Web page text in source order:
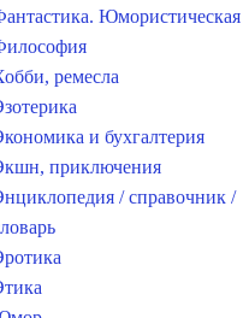
Юмористическая
ремесла
и бухгалтерия
приключения
/ справочник /